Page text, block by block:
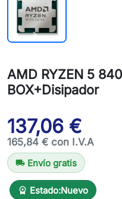
AMD RYZEN 5
BOX+Disipador
137,06 €
165,84 € con I.V.A
local_shipping Envío gratis
workspace_premium Estado:Nuevo